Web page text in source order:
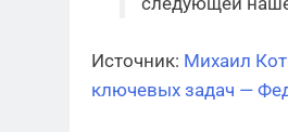
Источник: Михаил
ключевых задач —